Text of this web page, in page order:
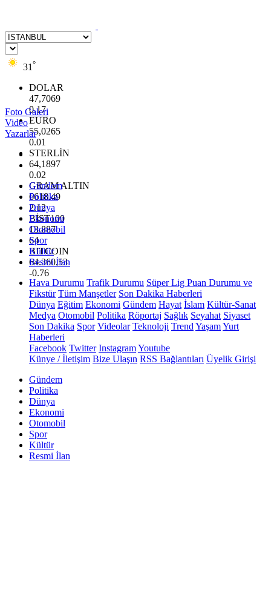
31 °
DOLAR
47,7069
0.17
EURO
55,0265
0.01
STERLİN
64,1897
0.02
GRAM ALTIN
6618.49
2.12
BİST100
13.887
64
BITCOIN
64.360,53
-0.76
Foto Galeri
Video
Yazarlar
Gündem
Politika
Dünya
Ekonomi
Otomobil
Spor
Kültür
Resmi İlan
Hava Durumu Trafik Durumu Süper Lig Puan Durumu ve
Fikstür Tüm Manşetler Son Dakika Haberleri
Dünya Eğitim Ekonomi Gündem Hayat İslam Kültür-Sanat
Medya Otomobil Politika Röportaj Sağlık Seyahat Siyaset
Son Dakika Spor Videolar Teknoloji Trend YaşamYurt
Haberleri
Facebook Twitter InstagramYoutube
Künye / İletişim Bize Ulaşın RSS Bağlantıları Üyelik Girişi
Gündem
Politika
Dünya
Ekonomi
Otomobil
Spor
Kültür
Resmi İlan